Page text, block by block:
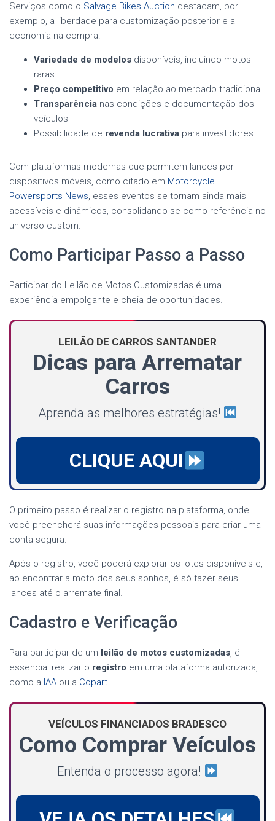
Serviços como o Salvage Bikes Auction destacam, por
exemplo, a liberdade para customização posterior e a
economia na compra.
Variedade de modelos disponíveis, incluindo motos
raras
Preço competitivo em relação ao mercado tradicional
Transparência nas condições e documentação dos
veículos
Possibilidade de revenda lucrativa para investidores
Com plataformas modernas que permitem lances por
dispositivos móveis, como citado em Motorcycle
Powersports News, esses eventos se tornam ainda mais
acessíveis e dinâmicos, consolidando-se como referência no
universo custom.
Como Participar Passo a Passo
Participar do Leilão de Motos Customizadas é uma
experiência empolgante e cheia de oportunidades.
LEILÃO DE CARROS SANTANDER
Dicas para Arrematar
Carros
Aprenda as melhores estratégias!
CLIQUE AQUI
O primeiro passo é realizar o registro na plataforma, onde
você preencherá suas informações pessoais para criar uma
conta segura.
Após o registro, você poderá explorar os lotes disponíveis e,
ao encontrar a moto dos seus sonhos, é só fazer seus
lances até o arremate final.
Cadastro e Verificação
Para participar de um leilão de motos customizadas, é
essencial realizar o registro em uma plataforma autorizada,
como a IAA ou a Copart.
VEÍCULOS FINANCIADOS BRADESCO
Como Comprar Veículos
Entenda o processo agora!